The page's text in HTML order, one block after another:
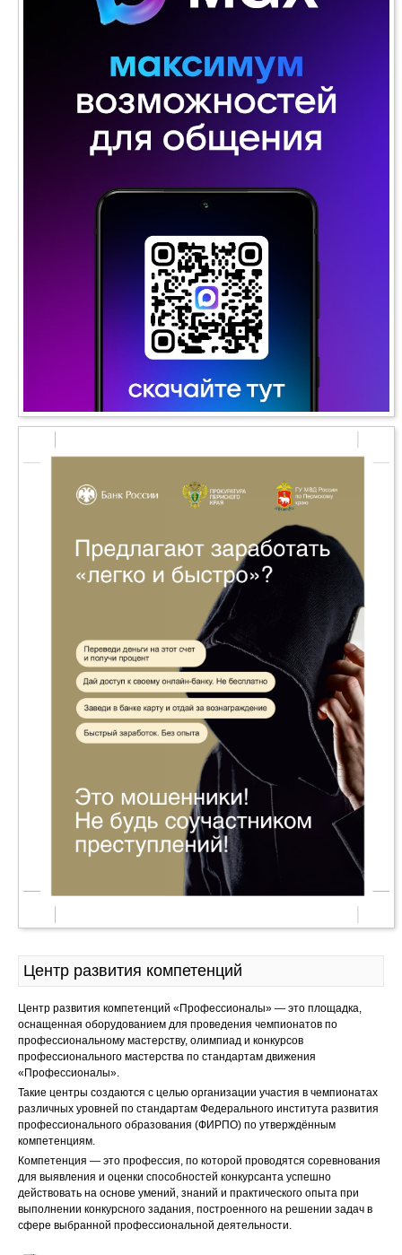
Центр развития компетенций
Центр развития компетенций «Профессионалы» — это площадка,
оснащенная оборудованием для проведения чемпионатов по
профессиональному мастерству, олимпиад и конкурсов
профессионального мастерства по стандартам движения
«Профессионалы».
Такие центры создаются с целью организации участия в чемпионатах
различных уровней по стандартам Федерального института развития
профессионального образования (ФИРПО) по утверждённым
компетенциям.
Компетенция — это профессия, по которой проводятся соревнования
для выявления и оценки способностей конкурсанта успешно
действовать на основе умений, знаний и практического опыта при
выполнении конкурсного задания, построенного на решении задач в
сфере выбранной профессиональной деятельности.